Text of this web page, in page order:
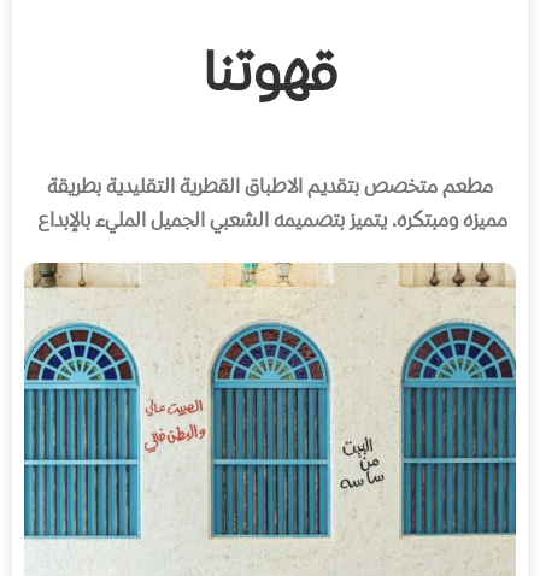
قهوتنا
مطعم متخصص بتقديم الاطباق القطرية التقليدية بطريقة
مميزه ومبتكره.يتميز بتصميمه الشعبي الجميل المليء بالإبداع